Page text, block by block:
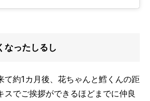
なったしるし
て約1カ月後、花ちゃんと鱈くんの距
スでご挨拶ができるほどまでに仲良